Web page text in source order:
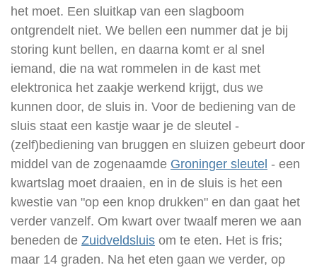
het moet. Een sluitkap van een slagboom
ontgrendelt niet. We bellen een nummer dat je bij
storing kunt bellen, en daarna komt er al snel
iemand, die na wat rommelen in de kast met
elektronica het zaakje werkend krijgt, dus we
kunnen door, de sluis in. Voor de bediening van de
sluis staat een kastje waar je de sleutel -
(zelf)bediening van bruggen en sluizen gebeurt door
middel van de zogenaamde Groninger sleutel - een
kwartslag moet draaien, en in de sluis is het een
kwestie van "op een knop drukken" en dan gaat het
verder vanzelf. Om kwart over twaalf meren we aan
beneden de Zuidveldsluis om te eten. Het is fris;
maar 14 graden. Na het eten gaan we verder, op